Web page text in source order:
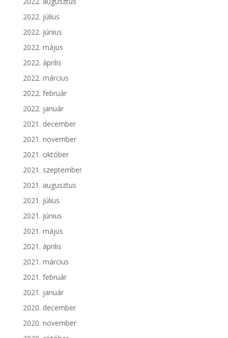
2022. július
2022. június
2022. május
2022. április
2022. március
2022. február
2022. január
2021. december
2021. november
2021. október
2021. szeptember
2021. augusztus
2021. július
2021. június
2021. május
2021. április
2021. március
2021. február
2021. január
2020. december
2020. november